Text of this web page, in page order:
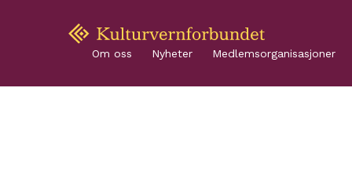
Om oss Nyheter Medlemsorganisasjoner